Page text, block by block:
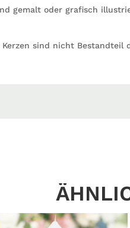
gemalt oder grafisch
sind nicht Bestandteil